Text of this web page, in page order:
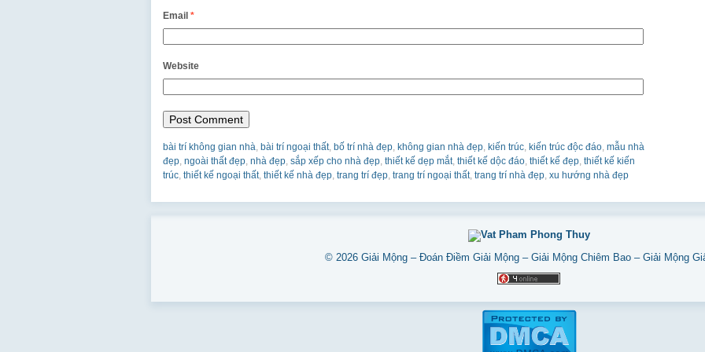
Email *
Website
bài trí không gian nhà, bài trí ngoại thất, bố trí nhà đẹp, không gian nhà đẹp, kiến trúc, kiến trúc độc đáo, mẫu nhà
đẹp, ngoài thất đẹp, nhà đẹp, sắp xếp cho nhà đẹp, thiết kế dẹp mắt, thiết kế dộc đáo, thiết kế đẹp, thiết kế kiến
trúc, thiết kế ngoại thất, thiết kế nhà đẹp, trang trí đẹp, trang trí ngoại thất, trang trí nhà đẹp, xu hướng nhà đẹp
© 2026 Giải Mộng – Đoán Điềm Giải Mộng – Giải Mộng Chiêm Bao – Giải Mộng